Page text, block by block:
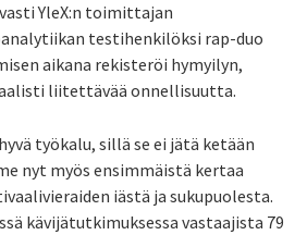
YleX:n toimittajan
testihenkilöksi rap-duo
aikana rekisteröi hymyilyn,
liitettävää onnellisuutta.
työkalu, sillä se ei jätä ketään
nyt myös ensimmäistä kertaa
iästä ja sukupuolesta.
kävijätutkimuksessa vastaajista 79